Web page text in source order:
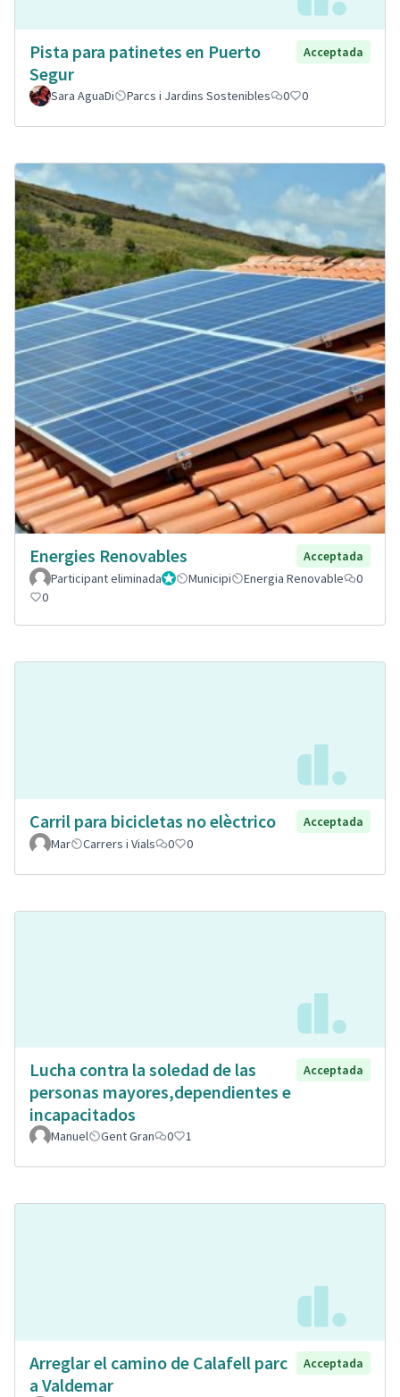
Pista para patinetes en Puerto
Segur
Acceptada
Sara AguaDi Parcs i Jardins Sostenibles 0 0
Energies Renovables
Acceptada
Participant eliminadaAdministrador
Municipi Energia Renovable
0
0
Carril para bicicletas no elèctrico
Acceptada
Mar
Carrers i Vials 0 0
Lucha contra la soledad de las
personas mayores,dependientes e
incapacitados
Acceptada
Manuel Gent Gran 0 1
Arreglar el camino de Calafell parc
a Valdemar
Acceptada